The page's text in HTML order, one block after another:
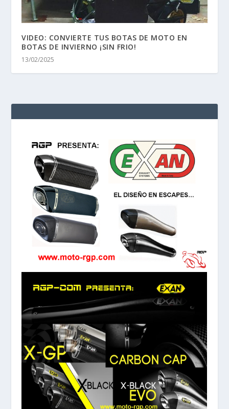
VIDEO: CONVIERTE TUS BOTAS DE MOTO EN
BOTAS DE INVIERNO ¡SIN FRIO!
13/02/2025